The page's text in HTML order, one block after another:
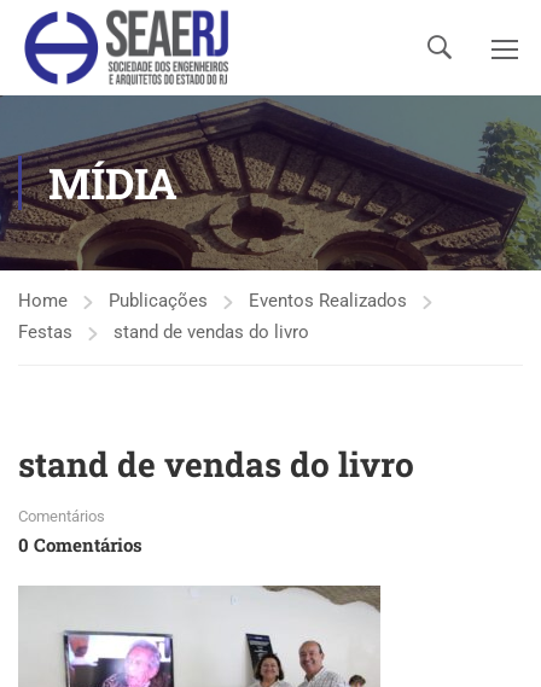
MÍDIA
Home Publicações
Eventos Realizados
Festas
stand de vendas do livro
stand de vendas do livro
Comentários
0 Comentários